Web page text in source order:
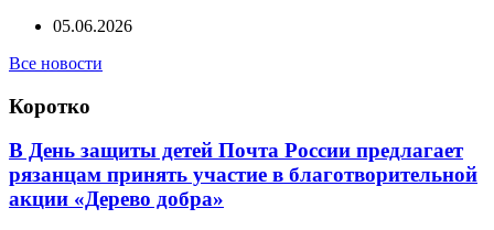
05.06.2026
Все новости
Коротко
В День защиты детей Почта России предлагает
рязанцам принять участие в благотворительной
акции «Дерево добра»